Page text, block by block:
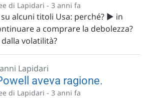
di Lapidari - 3 anni fa
alcuni titoli Usa: perché? ▶️ in
a comprare la debolezza?
volatilità?
Lapidari
aveva ragione.
di Lapidari - 3 anni fa